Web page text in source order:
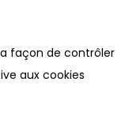
façon de contrôler
aux cookies